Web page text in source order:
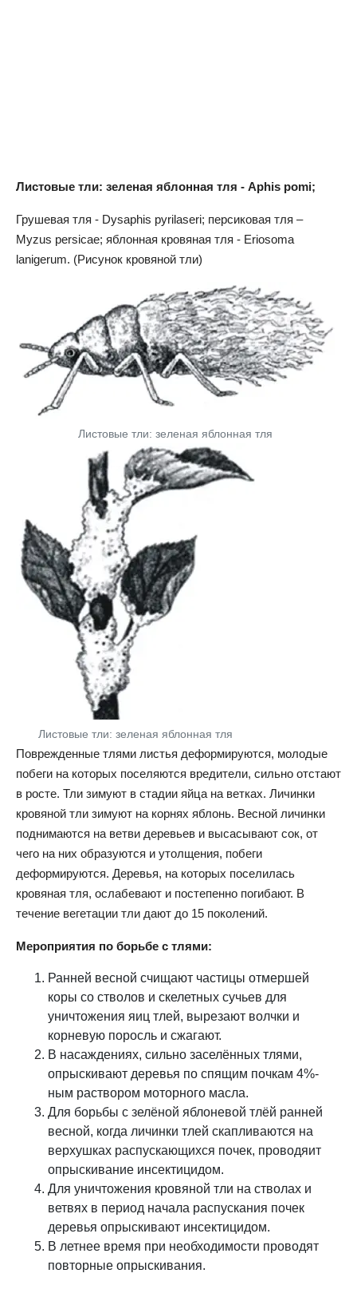
Листовые тли: зеленая яблонная тля - Aphis pomi;
Грушевая тля - Dysaphis pyrilaseri; персиковая тля –
Myzus persicae; яблонная кровяная тля - Eriosoma
lanigerum. (Рисунок кровяной тли)
Листовые тли: зеленая яблонная тля
Листовые тли: зеленая яблонная тля
Поврежденные тлями листья деформируются, молодые
побеги на которых поселяются вредители, сильно отстают
в росте. Тли зимуют в стадии яйца на ветках. Личинки
кровяной тли зимуют на корнях яблонь. Весной личинки
поднимаются на ветви деревьев и высасывают сок, от
чего на них образуются и утолщения, побеги
деформируются. Деревья, на которых поселилась
кровяная тля, ослабевают и постепенно погибают. В
течение вегетации тли дают до 15 поколений.
Мероприятия по борьбе с тлями:
Ранней весной счищают частицы отмершей
коры со стволов и скелетных сучьев для
уничтожения яиц тлей, вырезают волчки и
корневую поросль и сжагают.
В насаждениях, сильно заселённых тлями,
опрыскивают деревья по спящим почкам 4%-
ным раствором моторного масла.
Для борьбы с зелёной яблоневой тлёй ранней
весной, когда личинки тлей скапливаются на
верхушках распускающихся почек, проводяит
опрыскивание инсектицидом.
Для уничтожения кровяной тли на стволах и
ветвях в период начала распускания почек
деревья опрыскивают инсектицидом.
В летнее время при необходимости проводят
повторные опрыскивания.